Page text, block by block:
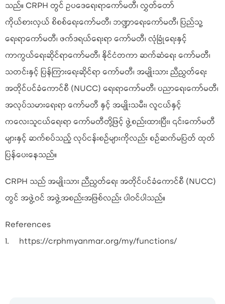
သည်။ CRPH တွင် ဥပဒေရေးရာကော်မတီ၊ လွှတ်တော်
ကိုယ်စားလှယ် စိစစ်ရေးကော်မတီ၊ ဘဏ္ဍာရေးကော်မတီ၊ ပြည်သူ့
ရေးရာကော်မတီ၊ ဖက်ဒရယ်ရေးရာ ကော်မတီ၊ လုံခြုံရေးနှင့်
ကာကွယ်ရေးဆိုင်ရာကော်မတီ၊ နိုင်ငံတကာ ဆက်ဆံရေး ကော်မတီ၊
သတင်းနှင့် ပြန်ကြားရေးဆိုင်ရာ ကော်မတီ၊ အမျိုးသား ညီညွတ်ရေး
အတိုင်ပင်ခံကောင်စီ (NUCC) ရေးရာကော်မတီ၊ ပညာရေးကော်မတီ၊
အလုပ်သမားရေးရာ ကော်မတီ နှင့် အမျိုးသမီး၊ လူငယ်နှင့်
ကလေးသူငယ်ရေးရာ ကော်မတီတို့ဖြင့် ဖွဲ့စည်းထားပြီး၊ ၎င်းကော်မတီ
များနှင့် ဆက်စပ်သည့် လုပ်ငန်းစဉ်များကိုလည်း စဉ်ဆက်မပြတ် ထုတ်
ပြန်ပေးနေသည်။
CRPH သည် အမျိုးသား ညီညွတ်ရေး အတိုင်ပင်ခံကောင်စီ (NUCC)
တွင် အဖွဲ့ဝင် အဖွဲ့အစည်းအဖြစ်လည်း ပါဝင်ပါသည်။
References
1. https://crphmyanmar.org/my/functions/